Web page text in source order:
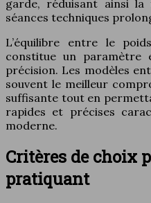
garde, réduisant ainsi la
séances techniques
L’équilibre entre le
constitue un paramètre
précision. Les modèles
souvent le meilleur
suffisante tout en
rapides et précises
moderne.
Critères de choix
pratiquant